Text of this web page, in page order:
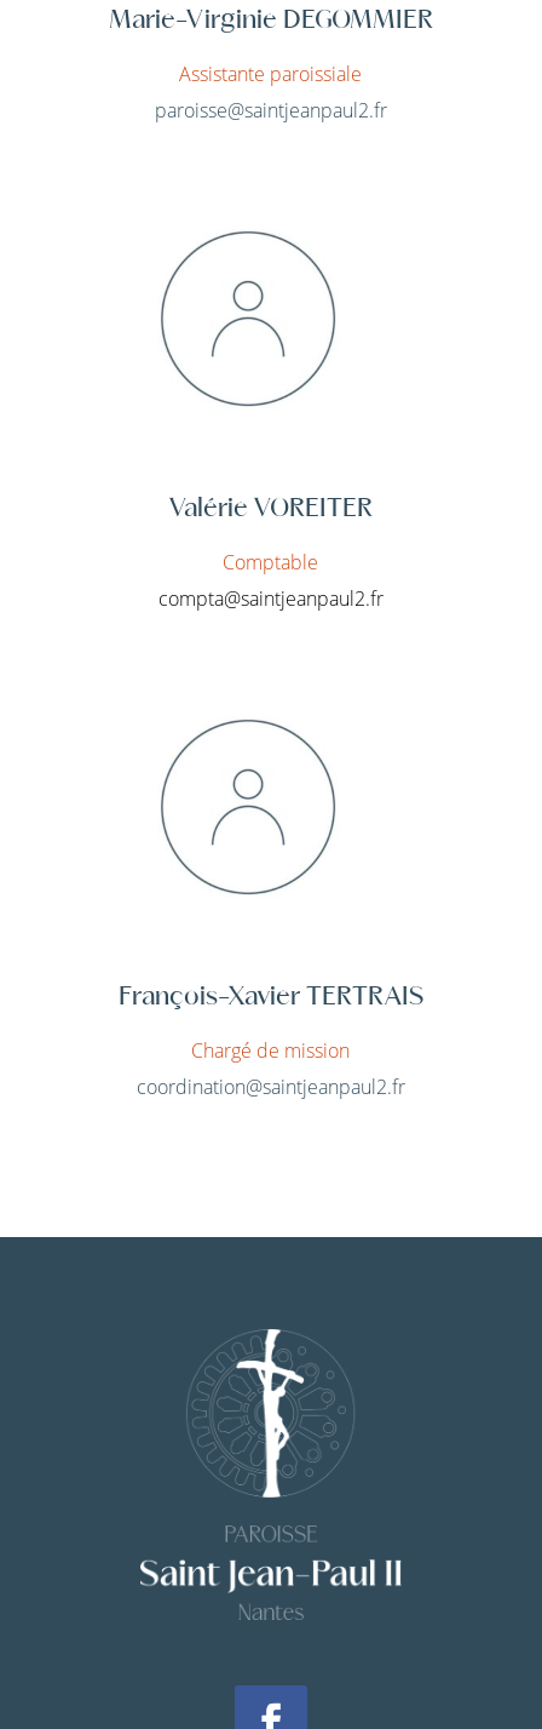
Marie-Virginie DEGOMMIER
Assistante paroissiale
paroisse@saintjeanpaul2.fr
Valérie VOREITER
Comptable
compta@saintjeanpaul2.fr
François-Xavier TERTRAIS
Chargé de mission
coordination@saintjeanpaul2.fr